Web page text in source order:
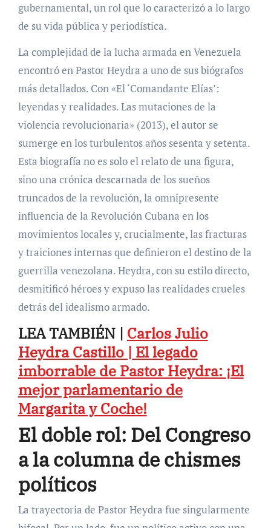
gubernamental, un rol que lo caracterizó a lo largo
de su vida pública y periodística.
La complejidad de la lucha armada en Venezuela
encontró en Pastor Heydra a uno de sus biógrafos
más detallados. Con «El ‘Comandante Elías’:
leyendas y realidades. Las mutaciones de la
violencia revolucionaria» (2013), el autor se
sumerge en los turbulentos años sesenta y setenta.
Esta biografía no es solo el relato de una figura,
sino una crónica descarnada de los sueños
truncados de la revolución, la omnipresente
influencia de la Revolución Cubana en los
movimientos locales y, crucialmente, las fracturas
y traiciones internas que definieron el destino de la
guerrilla venezolana. Heydra, con su estilo directo,
desmitificó héroes y expuso las realidades crueles
detrás del idealismo armado.
LEA TAMBIÉN | Carlos Julio
Heydra Castillo | El legado
imborrable de Pastor Heydra: ¡El
mejor parlamentario de
Margarita y Coche!
El doble rol: Del Congreso
a la columna de chismes
políticos
La trayectoria de Pastor Heydra fue singularmente